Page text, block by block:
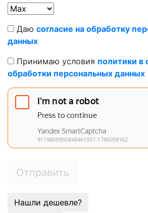
Даю согласие на обработку
данных
Принимаю условия политики в
обработки персональных данных
Отправить
Нашли дешевле?